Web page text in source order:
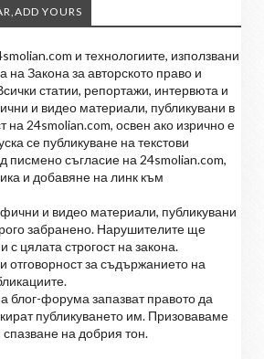
YOURS
и технологиите, използвани
на Закона за авторското право и
статии, репортажи, интервюта и
и видео материали, публикувани в
на 24smolian.com, освен ако изрично е
се публикуване на текстови
писмено съгласие на 24smolian.com,
и добавяне на линк към
и видео материали, публикувани
забранено. Нарушителите ще
с цялата строгост на закона.
отговорност за съдържанието на
блог-форума запазват правото да
публикуването им. Призоваваме
спазване на добрия тон.